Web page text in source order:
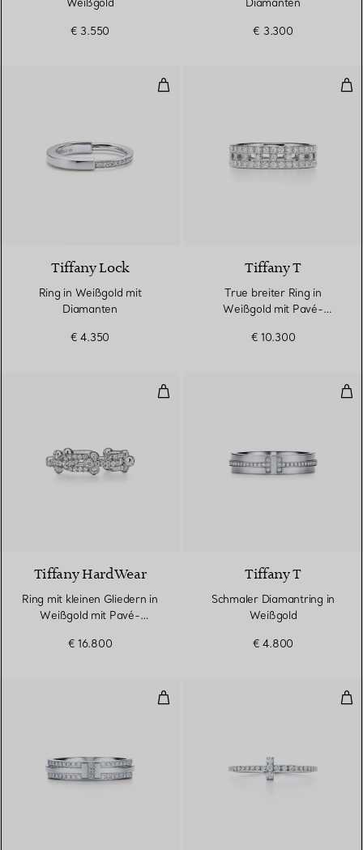
€ 3.550 € 3.300
Ring in Weißgold mit Diamanten
Tiffany Lock
Ring in Weißgold mit
Diamanten
€ 4.350
Tiffany T
True breiter Ring in
Weißgold mit Pavé-
€ 10.300
Ring mit kleinen Gliedern in
Tiffany HardWear
Ring mit kleinen Gliedern in
Weißgold mit Pavé-
€ 16.800
Tiffany T
Schmaler Diamantring in
Weißgold
€ 4.800
Schmaler Pavé-Diamantring in